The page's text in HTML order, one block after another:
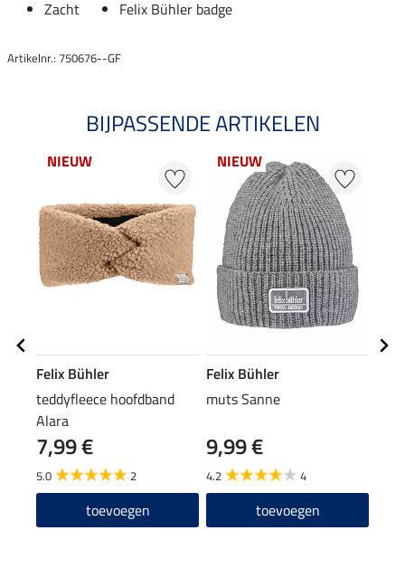
Zacht
Felix Bühler badge
Artikelnr.: 750676--GF
BIJPASSENDE ARTIKELEN
NIEUW
Felix Bühler
teddyfleece hoofdband
Alara
7,99 €
5.0 2
toevoegen
NIEUW
Felix Bühler
muts Sanne
9,99 €
4.2 4
toevoegen